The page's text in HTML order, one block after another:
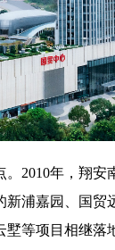
2010年，翔安
浦嘉园、国贸
等项目相继落